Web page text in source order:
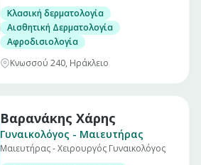
Κλασική δερματολογία
Αισθητική Δερματολογία
Αφροδισιολογία
Κνωσσού 240, Ηράκλειο
Βαρανάκης Χάρης
Γυναικολόγος - Μαιευτήρας
Μαιευτήρας - Χειρουργός Γυναικολόγος